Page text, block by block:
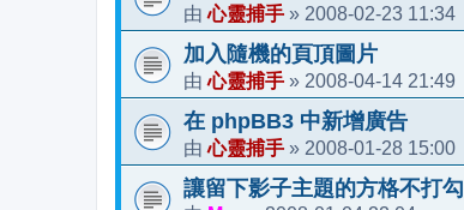
由心靈捕手 » 2008-02-23 11:34
加入隨機的頁頂圖片
由心靈捕手 » 2008-04-14 21:49
在 phpBB3 中新增廣告
由心靈捕手 » 2008-01-28 15:00
讓留下影子主題的方格不打勾